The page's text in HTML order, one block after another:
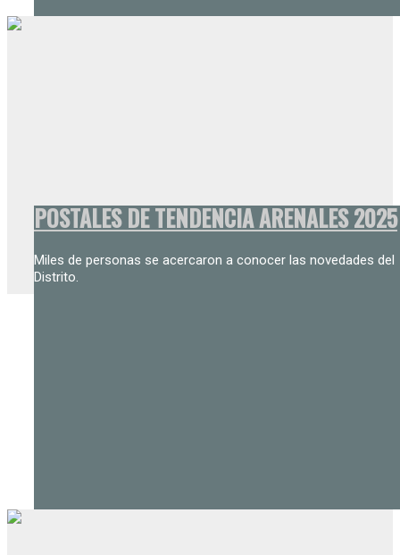
POSTALES DE TENDENCIA ARENALES 2025
Miles de personas se acercaron a conocer las novedades del
Distrito.